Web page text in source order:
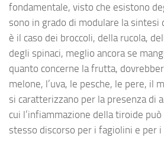
fondamentale, visto che esistono
sono in grado di modulare la
è il caso dei broccoli, della rucola,
degli spinaci, meglio ancora se
quanto concerne la frutta,
melone, l’uva, le pesche, le pere, il
si caratterizzano per la presenza di
cui l’infiammazione della tiroide
stesso discorso per i fagiolini e per i